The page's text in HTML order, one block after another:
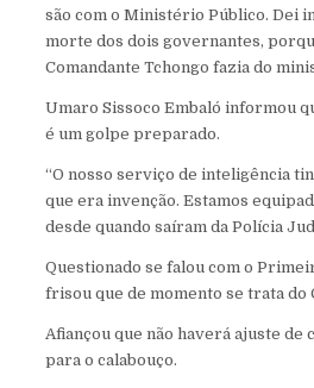
são com o Ministério Público. Dei
morte dos dois governantes,
Comandante Tchongo fazia do
Umaro Sissoco Embaló informou
é um golpe preparado.
“O nosso serviço de inteligência
que era invenção. Estamos
desde quando saíram da Polícia
Questionado se falou com o
frisou que de momento se trata do
Afiançou que não haverá ajuste
para o calabouço.